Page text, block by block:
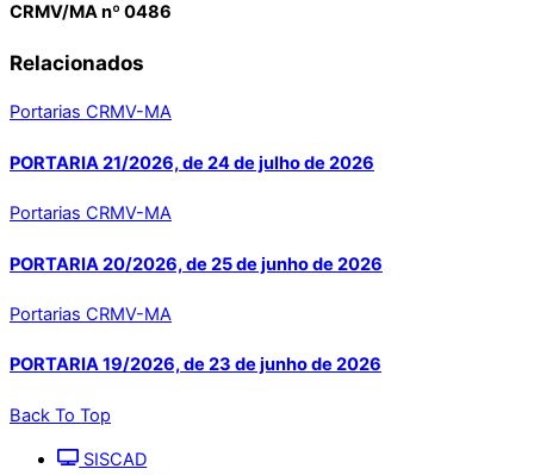
CRMV/MA nº 0486
Relacionados
Portarias CRMV-MA
PORTARIA 21/2026, de 24 de julho de 2026
Portarias CRMV-MA
PORTARIA 20/2026, de 25 de junho de 2026
Portarias CRMV-MA
PORTARIA 19/2026, de 23 de junho de 2026
Back To Top
SISCAD